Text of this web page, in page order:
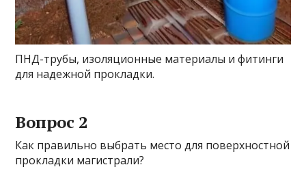
ПНД-трубы, изоляционные материалы и фитинги
для надежной прокладки.
Вопрос 2
Как правильно выбрать место для поверхностной
прокладки магистрали?